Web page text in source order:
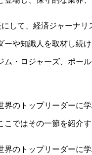
して、経済ジャーナ
ーや知識人を取材し続
ム・ロジャーズ、ポー
界のトップリーダーに
こではその一節を紹介す
のトップリーダーに